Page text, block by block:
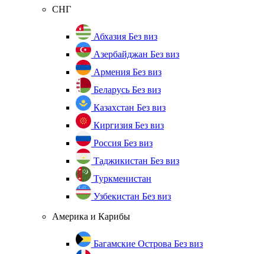
СНГ
Абхазия Без виз
Азербайджан Без виз
Армения Без виз
Беларусь Без виз
Казахстан Без виз
Киргизия Без виз
Россия Без виз
Таджикистан Без виз
Туркменистан
Узбекистан Без виз
Америка и Карибы
Багамские Острова Без виз